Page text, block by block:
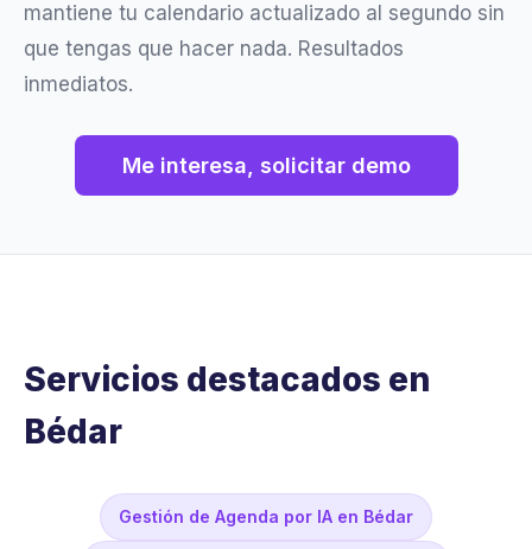
mantiene tu calendario actualizado al segundo sin
que tengas que hacer nada. Resultados
inmediatos.
Me interesa, solicitar demo
Servicios destacados en
Bédar
Gestión de Agenda por IA en Bédar